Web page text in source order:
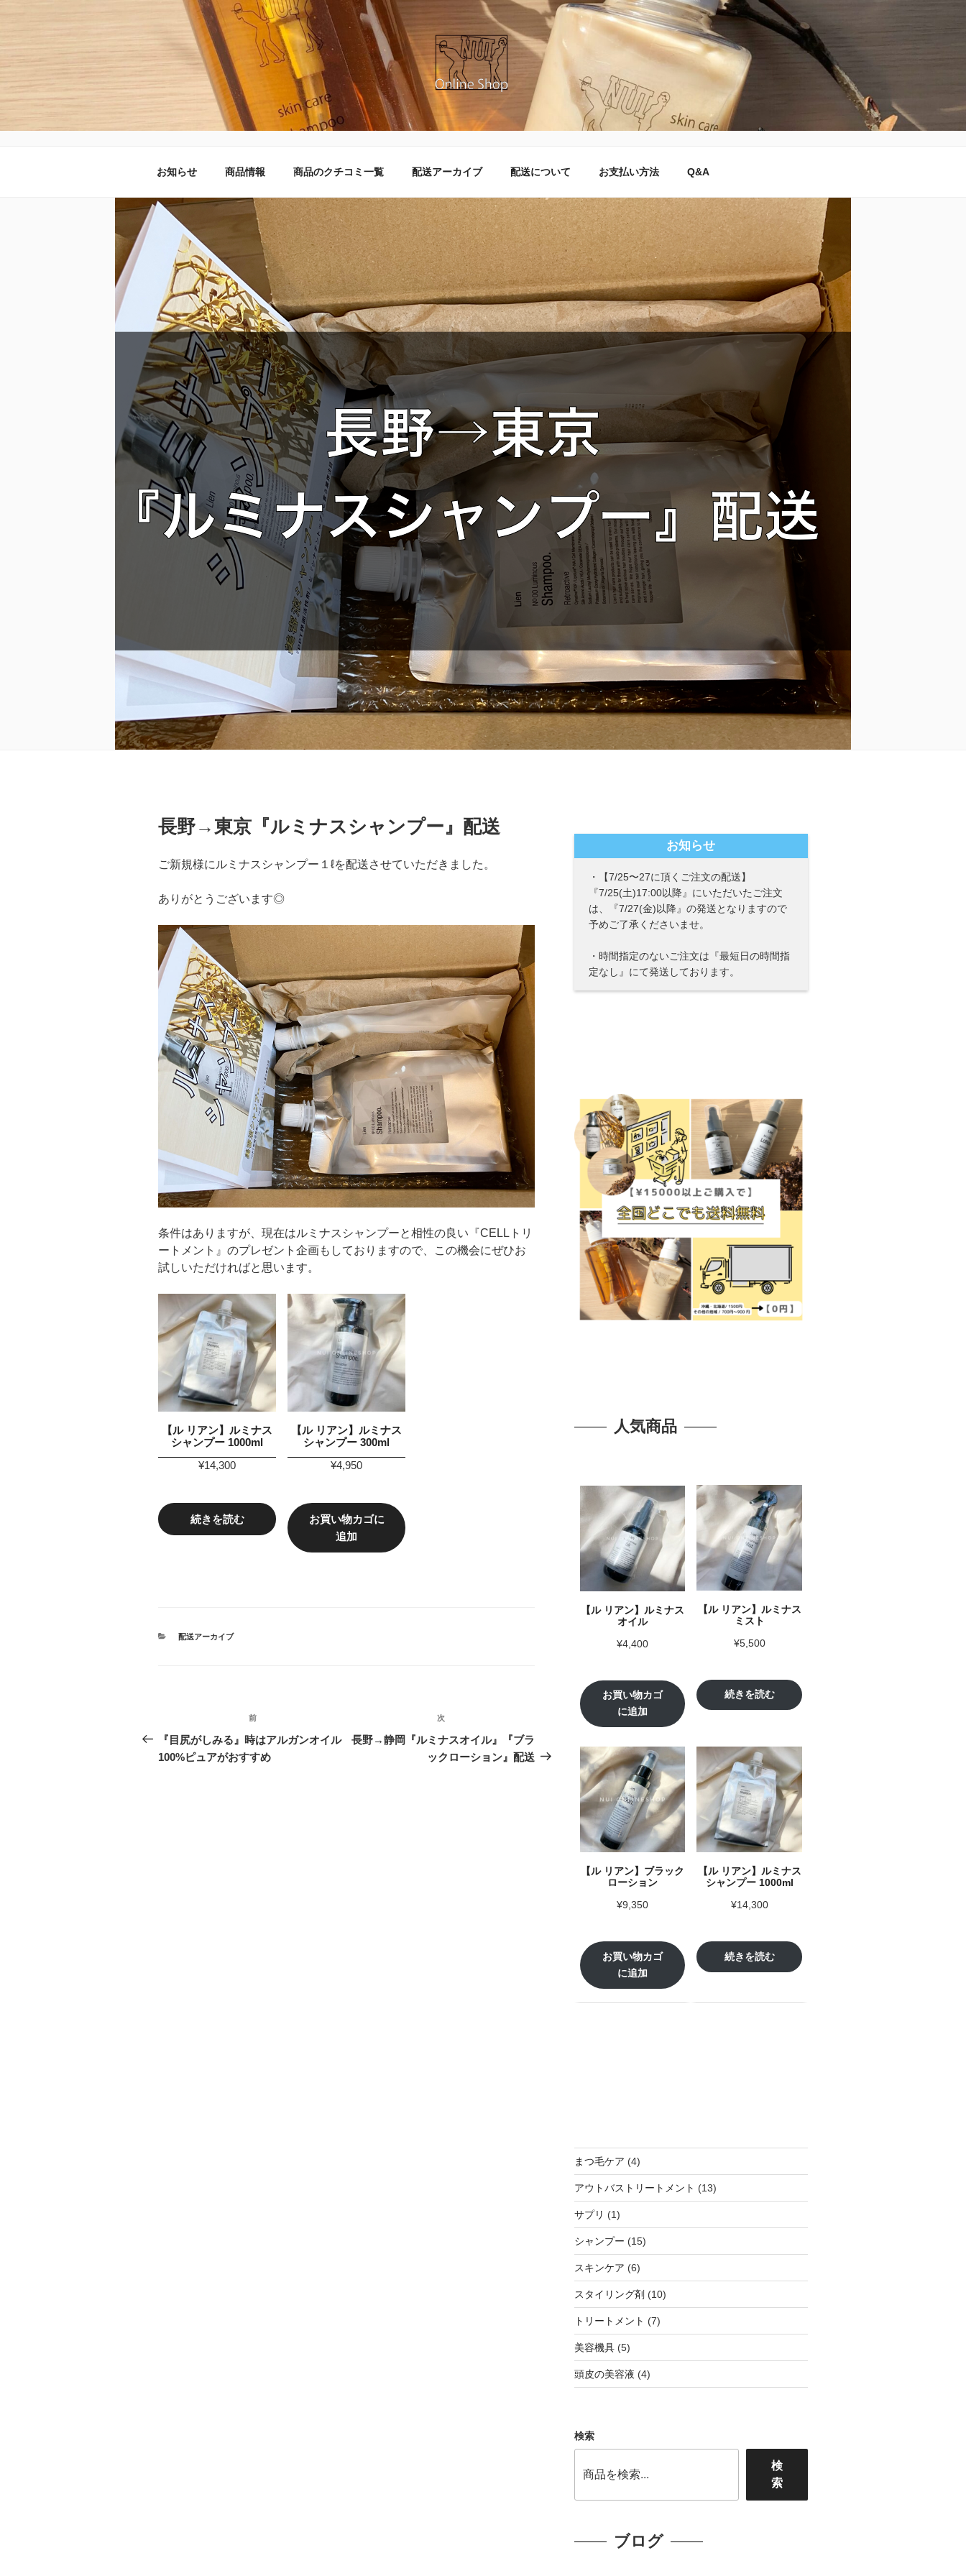
キ
NUIのオンラインショップ
お知らせ 商品情報 商品のクチコミ一覧 配送アーカイブ 配送について お支払い方法 Q&A
長野→東京『ルミナスシャンプー』配送
ご新規様にルミナスシャンプー１ℓを配送させていただきました。
ありがとうございます◎
条件はありますが、現在はルミナスシャンプーと相性の良い『CELLトリ
ートメント』のプレゼント企画もしておりますので、この機会にぜひお
試しいただければと思います。
【ル リアン】ルミナス
シャンプー 1000ml
¥14,300
続きを読む
【ル リアン】ルミナス
シャンプー 300ml
¥4,950
お買い物カゴに
追加
カ
配送アーカイブ
稿
ナ
の
投
前
『目尻がしみる』時はアルガンオイル
100%ピュアがおすすめ
投
次
長野→静岡『ルミナスオイル』『ブラ
ックローション』配送
お知らせ
・【7/25〜27に頂くご注文の配送】
『7/25(土)17:00以降』にいただいたご注文
は、『7/27(金)以降』の発送となりますので
予めご了承くださいませ。
・時間指定のないご注文は『最短日の時間指
定なし』にて発送しております。
人気商品
【ル リアン】ルミナス
オイル
¥4,400
お買い物カゴ
に追加
【ル リアン】ルミナス
ミスト
¥5,500
続きを読む
【ル リアン】ブラック
ローション
¥9,350
お買い物カゴ
に追加
【ル リアン】ルミナス
シャンプー 1000ml
¥14,300
続きを読む
まつ毛ケア 44
個
の
アウトバストリートメント 1313
個
サプリ 11
個
の
シャンプー 1515
個
商
品
スキンケア 66
個
の
品
スタイリング剤 1010
個
トリートメント 77
個
美容機具 55
個
の
頭皮の美容液 44
個
検索
検
索
ブログ